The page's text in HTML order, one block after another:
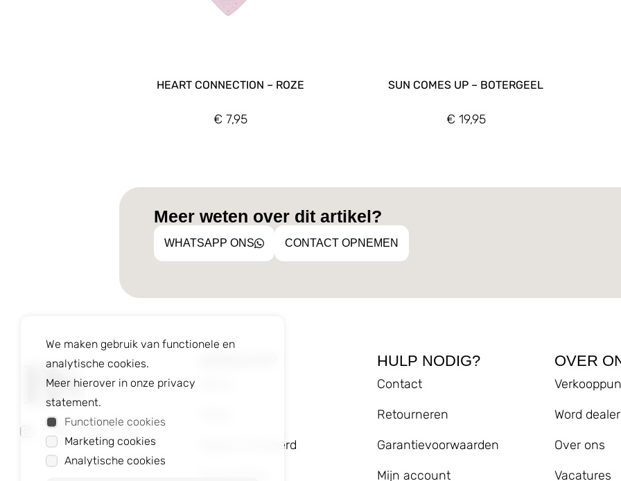
HEART CONNECTION – ROZE
€ 7,95
SUN COMES UP – BOTERGEEL
€ 19,95
Meer weten over dit artikel?
WHATSAPP ONS CONTACT OPNEMEN
Gepersonaliseerd
HULP NODIG?
Contact
Retourneren
Garantievoorwaarden
Mijn account
OVER
Word dealer
Over ons
Vacatures
We maken gebruik van functionele en
analytische cookies.
Meer hierover in onze privacy
statement.
Functionele cookies
Marketing cookies
Analytische cookies